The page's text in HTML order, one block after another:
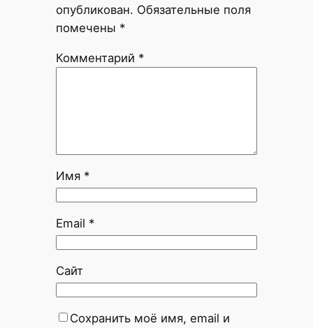
опубликован. Обязательные поля
помечены *
Комментарий *
Имя *
Email *
Сайт
Сохранить моё имя, email и